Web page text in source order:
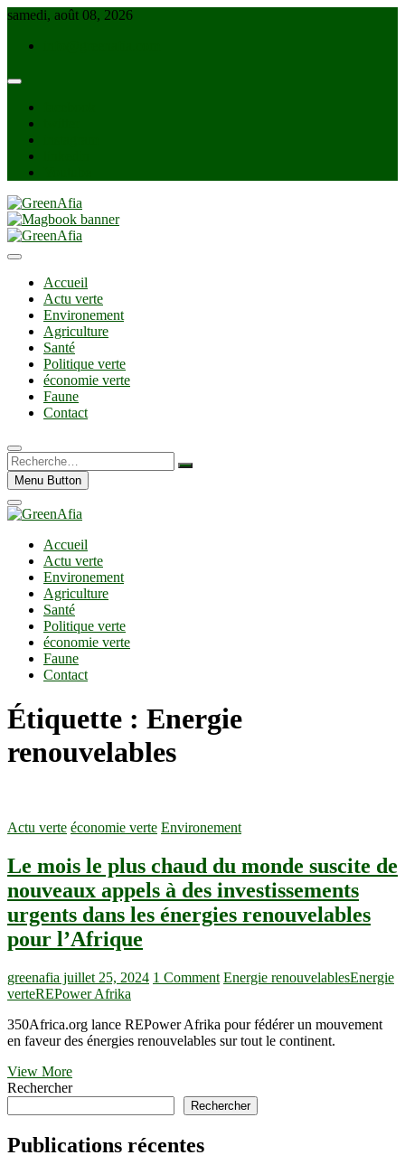
Skip
content
samedi, août 08, 2026
GreenAfia
Accueil
Actu verte
Environement
Agriculture
Santé
Politique verte
économie verte
Faune
Contact
Recherche…
Menu Button
Accueil
Actu verte
Environement
Agriculture
Santé
Politique verte
économie verte
Faune
Contact
Étiquette : Energie
renouvelables
Actu verte économie verte Environement
Le mois le plus chaud du monde suscite de
nouveaux appels à des investissements
urgents dans les énergies renouvelables
pour l’Afrique
greenafia juillet 25, 2024 1 Comment Energie renouvelablesEnergie
verteREPower Afrika
350Africa.org lance REPower Afrika pour fédérer un mouvement
en faveur des énergies renouvelables sur tout le continent.
View MoreLe
mois
plus
chaud
du
Rechercher
Rechercher
Publications récentes